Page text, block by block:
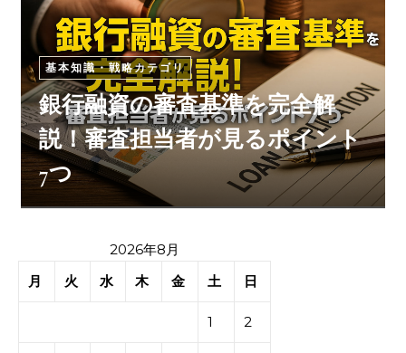
基本知識・戦略カテゴリ
銀行融資の審査基準を完全解
説！審査担当者が見るポイント
7つ
2026年8月
月
火 水 木 金 土 日
1 2